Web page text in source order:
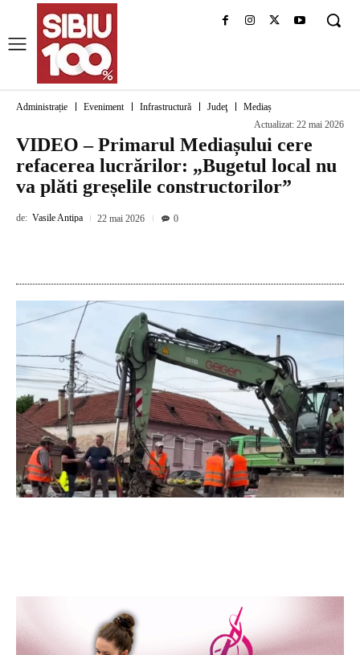
Administrație Eveniment Infrastructură Judeţ
Mediaș
Actualizat: 22 mai 2026
VIDEO – Primarul Mediașului cere
refacerea lucrărilor: „Bugetul local nu
va plăti greșelile constructorilor”
de: Vasile Antipa 22 mai 2026 0